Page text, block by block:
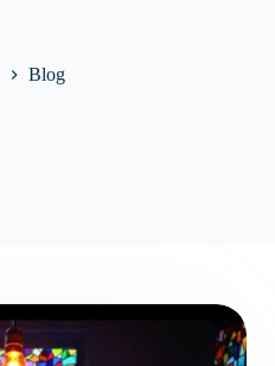
Blog